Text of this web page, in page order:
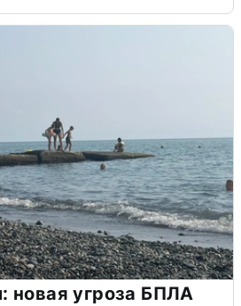
новая угроза БПЛА